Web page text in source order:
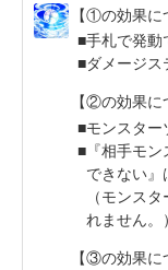
【①の効果に
手札で発動
ダメージス
【②の効果に
モンスター
『相手モ
できない』
（モンス
れません。）
【③の効果に